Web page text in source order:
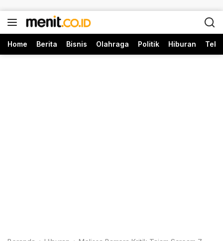
Home Berita Bisnis Olahraga Politik Hiburan